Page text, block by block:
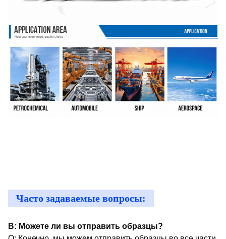
Часто задаваемые вопросы:
В: Можете ли вы отправить образцы?